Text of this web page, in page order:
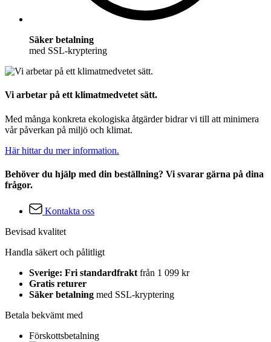
Säker betalning
med SSL-kryptering
Vi arbetar på ett klimatmedvetet sätt.
Med många konkreta ekologiska åtgärder bidrar vi till att minimera
vår påverkan på miljö och klimat.
Här hittar du mer information.
Behöver du hjälp med din beställning? Vi svarar gärna på dina
frågor.
Kontakta oss
Bevisad kvalitet
Handla säkert och pålitligt
Sverige: Fri standardfrakt från 1 099 kr
Gratis returer
Säker betalning med SSL-kryptering
Betala bekvämt med
Förskottsbetalning